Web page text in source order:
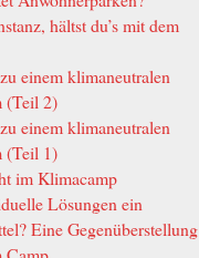
hältst du’s mit dem
einem klimaneutralen
(Teil 2)
einem klimaneutralen
(Teil 1)
im Klimacamp
Lösungen ein
Eine Gegenüberstellung